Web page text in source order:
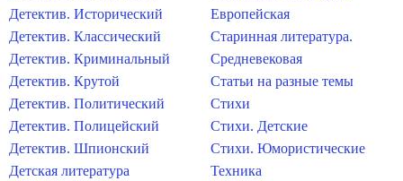
Детектив. Исторический
Детектив. Классический
Детектив. Криминальный
Детектив. Крутой
Детектив. Политический
Детектив. Полицейский
Детектив. Шпионский
Детская литература
Европейская
Старинная литература.
Средневековая
Статьи на разные темы
Стихи
Стихи. Детские
Стихи. Юмористические
Техника